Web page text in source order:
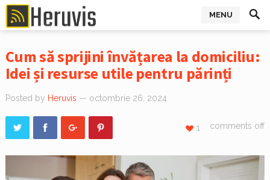
MENU
Cum să sprijini învățarea la domiciliu:
Idei și resurse utile pentru părinți
Posted by Heruvis — octombrie 26, 2024
comments off
1